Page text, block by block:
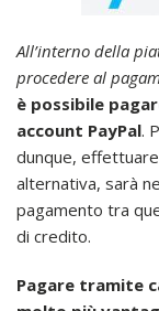
All’interno della
procedere al
è possibile
account PayPal.
dunque,
alternativa, sarà
pagamento tra
di credito.
Pagare tramite